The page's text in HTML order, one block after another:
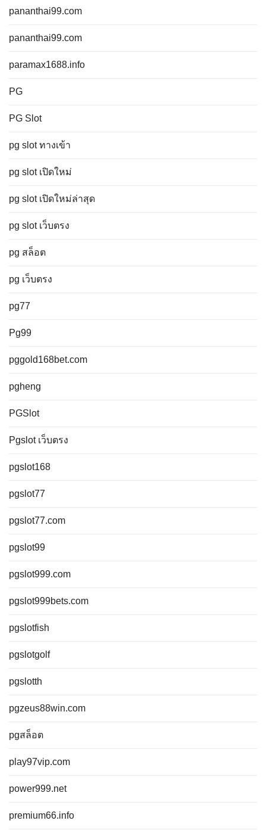
pananthai99.com
pananthai99.com
paramax1688.info
PG
PG Slot
pg slot ทางเข้า
pg slot เปิดใหม่
pg slot เปิดใหม่ล่าสุด
pg slot เว็บตรง
pg สล็อต
pg เว็บตรง
pg77
Pg99
pggold168bet.com
pgheng
PGSlot
Pgslot เว็บตรง
pgslot168
pgslot77
pgslot77.com
pgslot99
pgslot999.com
pgslot999bets.com
pgslotfish
pgslotgolf
pgslotth
pgzeus88win.com
pgสล็อต
play97vip.com
power999.net
premium66.info